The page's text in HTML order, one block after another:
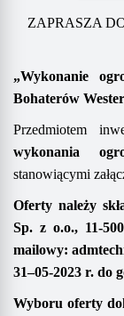
ZAPRASZA
„Wykonanieo
Bohaterów
Przedmiotem
wykonania
stanowiącymi
Oferty należy
Sp. z o.o., 11-
mailowy:
31–05-2023 r. do
Wyboru oferty